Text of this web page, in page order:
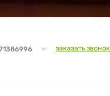
заказать звонок